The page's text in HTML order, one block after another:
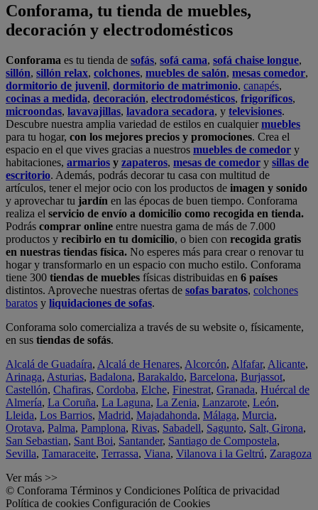
Conforama, tu tienda de muebles,
decoración y electrodomésticos
Conforama es tu tienda de sofás, sofá cama, sofá chaise longue,
sillón, sillón relax, colchones, muebles de salón, mesas comedor,
dormitorio de juvenil, dormitorio de matrimonio, canapés,
cocinas a medida, decoración, electrodomésticos, frigoríficos,
microondas, lavavajillas, lavadora secadora, y televisiones.
Descubre nuestra amplia variedad de estilos en cualquiermuebles
para tu hogar, con los mejores precios y promociones. Crea el
espacio en el que vives gracias a nuestros muebles de comedor y
habitaciones, armarios y zapateros, mesas de comedor y sillas de
escritorio. Además, podrás decorar tu casa con multitud de
artículos, tener el mejor ocio con los productos de imagen y sonido
y aprovechar tu jardín en las épocas de buen tiempo. Conforama
realiza el servicio de envío a domicilio como recogida en tienda.
Podrás comprar online entre nuestra gama de más de 7.000
productos y recibirlo en tu domicilio, o bien con recogida gratis
en nuestras tiendas física. No esperes más para crear o renovar tu
hogar y transformarlo en un espacio con mucho estilo. Conforama
tiene 300 tiendas de muebles físicas distribuidas en 6 países
distintos. Aproveche nuestras ofertas de sofas baratos, colchones
baratos y liquidaciones de sofas.
Conforama solo comercializa a través de su website o, físicamente,
en sus tiendas de sofás.
Alcalá de Guadaíra, Alcalá de Henares, Alcorcón, Alfafar, Alicante,
Arinaga, Asturias, Badalona, Barakaldo, Barcelona, Burjassot,
Castellón, Chafiras, Cordoba, Elche, Finestrat, Granada, Huércal de
Almería, La Coruña, La Laguna, La Zenia, Lanzarote, León,
Lleida, Los Barrios, Madrid, Majadahonda, Málaga, Murcia,
Orotava, Palma, Pamplona, Rivas, Sabadell, Sagunto, Salt, Girona,
San Sebastian, Sant Boi, Santander, Santiago de Compostela,
Sevilla, Tamaraceite, Terrassa, Viana, Vilanova i la Geltrú, Zaragoza
Ver más >>
© Conforama Términos y Condiciones Política de privacidad
Política de cookies Configuración de Cookies